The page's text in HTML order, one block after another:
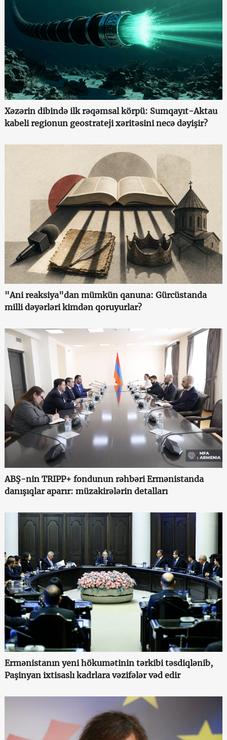
Xəzərin dibində ilk rəqəmsal körpü: Sumqayıt-Aktau
kabeli regionun geostrateji xəritəsini necə dəyişir?
"Ani reaksiya"dan mümkün qanuna: Gürcüstanda
milli dəyərləri kimdən qoruyurlar?
ABŞ-nin TRIPP+ fondunun rəhbəri Ermənistanda
danışıqlar aparır: müzakirələrin detalları
Ermənistanın yeni hökumətinin tərkibi təsdiqlənib,
Paşinyan ixtisaslı kadrlara vəzifələr vəd edir